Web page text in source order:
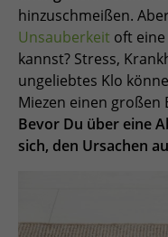
hinzuschmeißen.
Unsauberkeit oft
kannst? Stress,
ungeliebtes Klo
Miezen einen großen
Bevor Du über eine
sich, den Ursachen